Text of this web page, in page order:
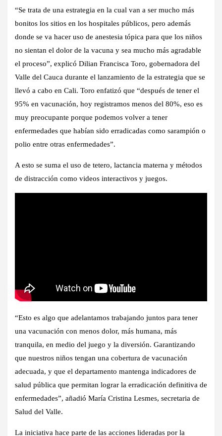
“Se trata de una estrategia en la cual van a ser mucho más
bonitos los sitios en los hospitales públicos, pero además
donde se va hacer uso de anestesia tópica para que los niños
no sientan el dolor de la vacuna y sea mucho más agradable
el proceso”, explicó Dilian Francisca Toro, gobernadora del
Valle del Cauca durante el lanzamiento de la estrategia que se
llevó a cabo en Cali. Toro enfatizó que “después de tener el
95% en vacunación, hoy registramos menos del 80%, eso es
muy preocupante porque podemos volver a tener
enfermedades que habían sido erradicadas como sarampión o
polio entre otras enfermedades”.
A esto se suma el uso de tetero, lactancia materna y métodos
de distracción como videos interactivos y juegos.
“Esto es algo que adelantamos trabajando juntos para tener
una vacunación con menos dolor, más humana, más
tranquila, en medio del juego y la diversión. Garantizando
que nuestros niños tengan una cobertura de vacunación
adecuada, y que el departamento mantenga indicadores de
salud pública que permitan lograr la erradicación definitiva de
enfermedades”, añadió María Cristina Lesmes, secretaria de
Salud del Valle.
La iniciativa hace parte de las acciones lideradas por la